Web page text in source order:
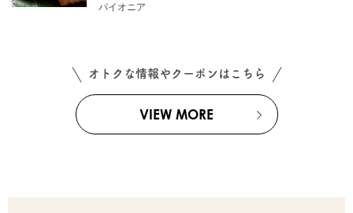
パイオニア
オトクな情報やクーポンはこちら
VIEW MORE